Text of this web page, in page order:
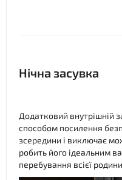
Нічна засувка
Додатковий внутрішній
способом посилення
зсередини і виключає
робить його ідеальним
перебування всієї